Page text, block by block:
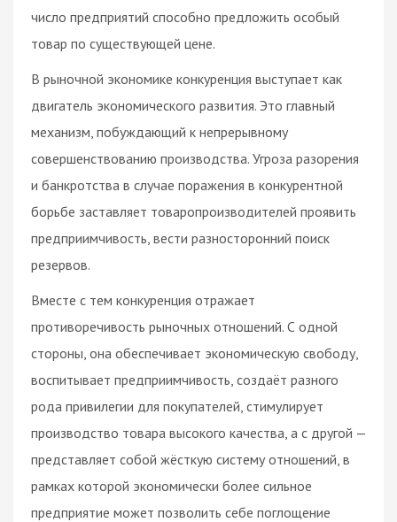
число предприятий способно предложить особый
товар по существующей цене.
В рыночной экономике конкуренция выступает как
двигатель экономического развития. Это главный
механизм, побуждающий к непрерывному
совершенствованию производства. Угроза разорения
и банкротства в случае поражения в конкурентной
борьбе заставляет товаропроизводителей проявить
предприимчивость, вести разносторонний поиск
резервов.
Вместе с тем конкуренция отражает
противоречивость рыночных отношений. С одной
стороны, она обеспечивает экономическую свободу,
воспитывает предприимчивость, создаёт разного
рода привилегии для покупателей, стимулирует
производство товара высокого качества, а с другой —
представляет собой жёсткую систему отношений, в
рамках которой экономически более сильное
предприятие может позволить себе поглощение